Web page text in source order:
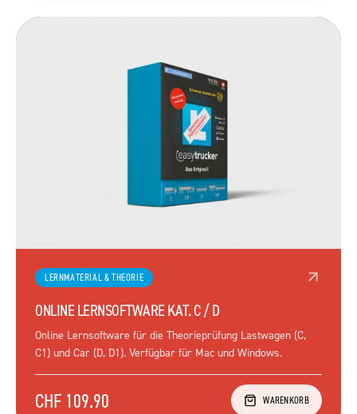
LERNMATERIAL & THEORIE
ONLINE LERNSOFTWARE KAT. C / D
Online Lernsoftware für die Theorieprüfung Lastwagen (C,
C1) und Car (D, D1). Verfügbar für Mac und Windows.
CHF 109.90 WARENKORB